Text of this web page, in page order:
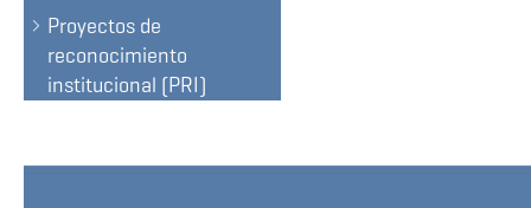
Proyectos de
reconocimiento
institucional (PRI)